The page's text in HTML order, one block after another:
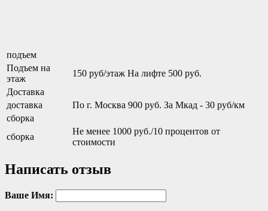
подъем
Подъем на
этаж
150 руб/этаж На лифте 500 руб.
Доставка
доставка
По г. Москва 900 руб. За Мкад - 30 руб/км
сборка
сборка
Не менее 1000 руб./10 процентов от
стоимости
Написать отзыв
Ваше Имя: